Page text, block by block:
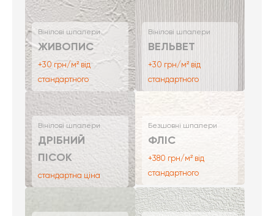
Вінілові шпалери
ЖИВОПИС
+30 грн/м² від
стандартного
Вінілові шпалери
ВЕЛЬВЕТ
+30 грн/м² від
стандартного
Вінілові шпалери
ДРІБНИЙ
ПІСОК
стандартна ціна
Безшовні шпалери
ФЛІС
+380 грн/м² від
стандартного